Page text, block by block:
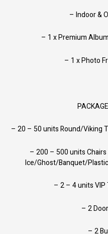
– Indoor &
– 1 x Premium
– 1 x Photo
– 20 – 50 units Round/Viking
– 200 – 500 units
Ice/Ghost/Banquet/
– 2 – 4 units VIP
– 2
– 2